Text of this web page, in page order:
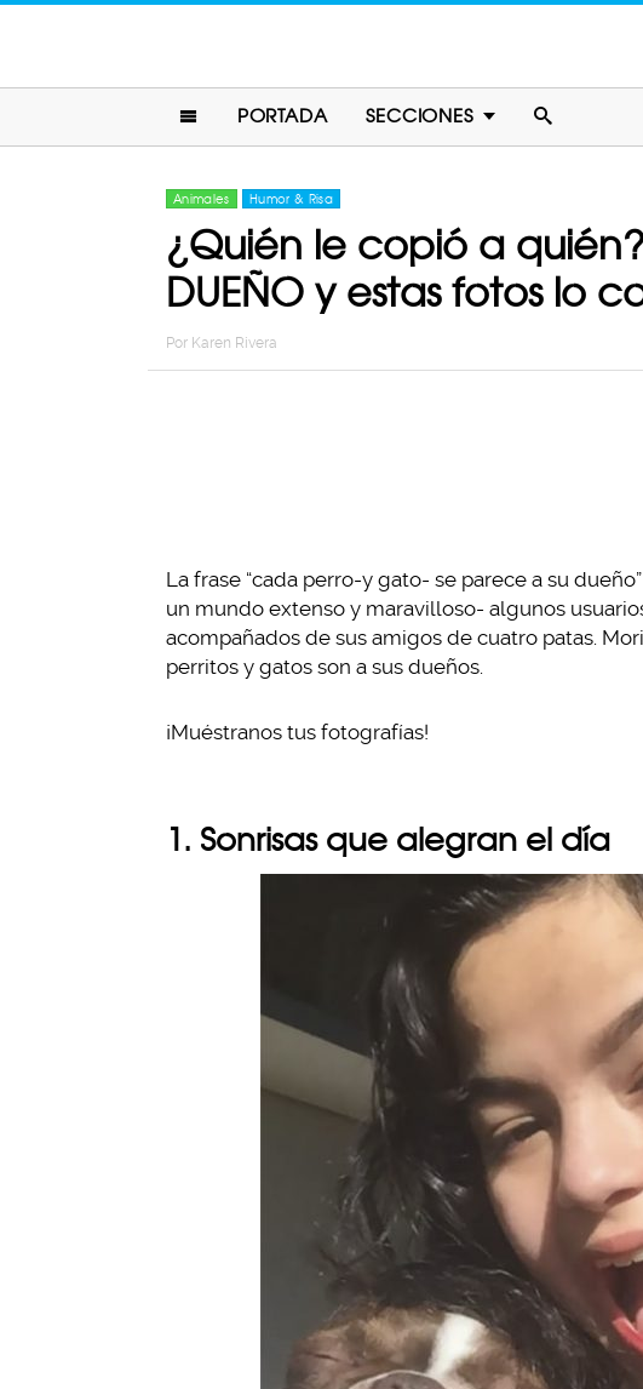
PORTADA SECCIONES
Animales Humor & Risa
¿Quién le copió a
DUEÑO y estas fotos lo
Por Karen Rivera
La frase “cada perro-y gato- se parece a su
un mundo extenso y maravilloso- algunos
acompañados de sus amigos de cuatro patas.
perritos y gatos son a sus dueños.
¡Muéstranos tus fotografías!
1. Sonrisas que alegran el día